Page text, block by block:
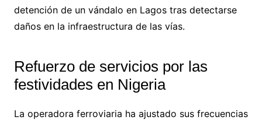
detención de un vándalo en Lagos tras detectarse
daños en la infraestructura de las vías.
Refuerzo de servicios por las
festividades en Nigeria
La operadora ferroviaria ha ajustado sus frecuencias